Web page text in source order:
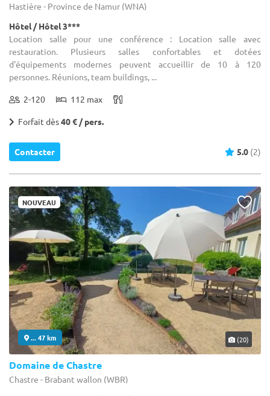
Hastière - Province de Namur (WNA)
Hôtel / Hôtel 3***
Location salle pour une conférence : Location salle avec
restauration. Plusieurs salles confortables et dotées
d'équipements modernes peuvent accueillir de 10 à 120
personnes. Réunions, team buildings, ...
2-120 112 max
Forfait dès40 € / pers.
Contacter 5.0 (2)
NOUVEAU
... 47 km (20)
Domaine de Chastre
Chastre - Brabant wallon (WBR)